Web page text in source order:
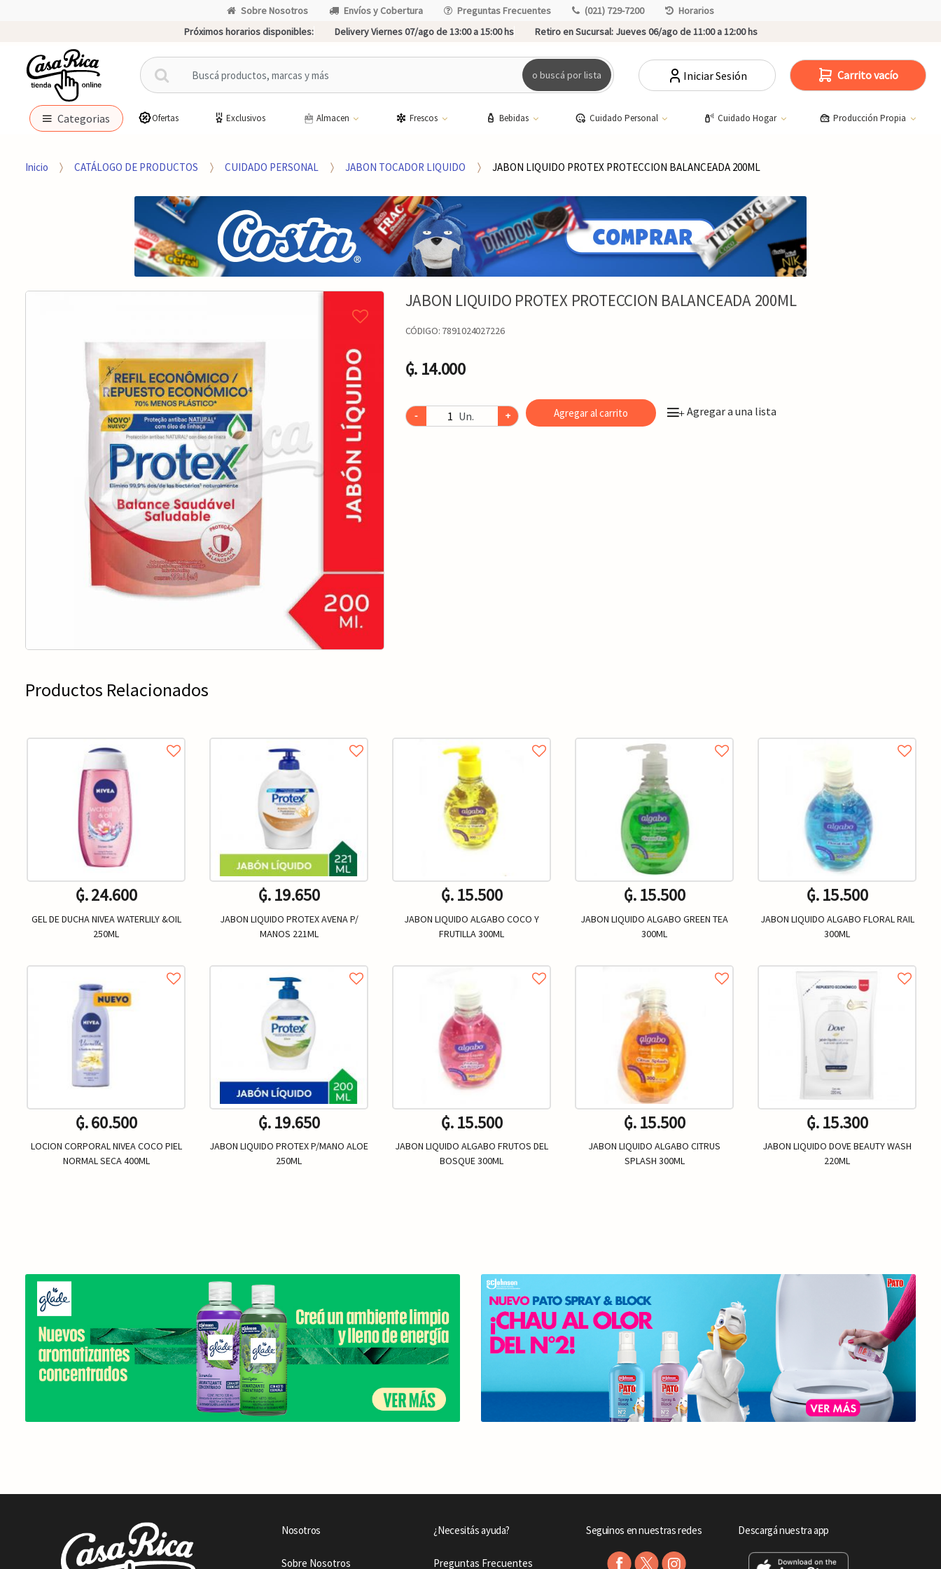
Sobre Nosotros Envíos y Cobertura Preguntas Frecuentes (021) 729-7200
Horarios
Próximos horarios disponibles:
Delivery Viernes 07/ago de 13:00 a 15:00 hs Retiro en Sucursal:Jueves 06/ago de 11:00 a 12:00 hs
B
u
c
p
r
o buscá por lista Iniciar Sesión Carrito vacío
Categorias Ofertas Exclusivos Almacen Frescos Bebidas Cuidado Personal Cuidado Hogar Producción Propia
Inicio CATÁLOGO DE PRODUCTOS CUIDADO PERSONAL JABON TOCADOR LIQUIDO JABON LIQUIDO PROTEX PROTECCION BALANCEADA 200ML
JABON LIQUIDO PROTEX PROTECCION BALANCEADA 200ML
CÓDIGO: 7891024027226
₲. 14.000
- Un. + Agregar al carrito +Agregar a una lista
Productos Relacionados
₲. 24.600
GEL DE DUCHA NIVEA WATERLILY &OIL
250ML
₲. 60.500
LOCION CORPORAL NIVEA COCO PIEL
NORMAL SECA 400ML
₲. 19.650
JABON LIQUIDO PROTEX AVENA P/
MANOS 221ML
₲. 19.650
JABON LIQUIDO PROTEX P/MANO ALOE
250ML
₲. 15.500
JABON LIQUIDO ALGABO COCO Y
FRUTILLA 300ML
₲. 15.500
JABON LIQUIDO ALGABO FRUTOS DEL
BOSQUE 300ML
₲. 15.500
JABON LIQUIDO ALGABO GREEN TEA
300ML
₲. 15.500
JABON LIQUIDO ALGABO CITRUS
SPLASH 300ML
₲. 15.500
JABON LIQUIDO ALGABO FLORAL RAIL
300ML
₲. 15.300
JABON LIQUIDO DOVE BEAUTY WASH
220ML
Nosotros
Sobre Nosotros
¿Necesitás ayuda?
Preguntas Frecuentes
Seguinos en nuestras redes Descargá nuestra app